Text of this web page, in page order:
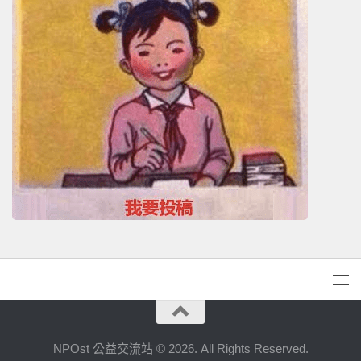
NPOst 公益交流站 © 2026. All Rights Reserved.